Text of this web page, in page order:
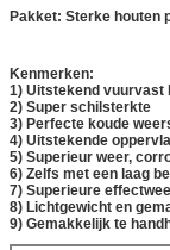
Pakket: Sterke houten
Kenmerken:
1) Uitstekend vuurvast
2) Super schilsterkte
3) Perfecte koude
4) Uitstekende
5) Superieur weer,
6) Zelfs met een laag
7) Superieure
8) Lichtgewicht en
9) Gemakkelijk te